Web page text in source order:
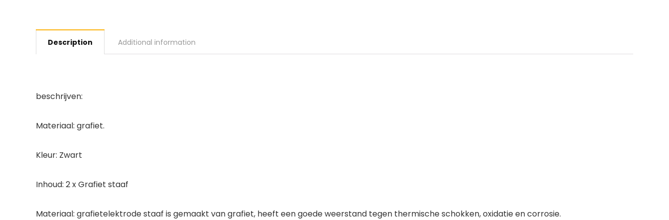
Description Additional information
beschrijven:
Materiaal: grafiet.
Kleur: Zwart
Inhoud: 2 x Grafiet staaf
Materiaal: grafietelektrode staaf is gemaakt van grafiet, heeft een goede weerstand tegen thermische schokken, oxidatie en corrosie.